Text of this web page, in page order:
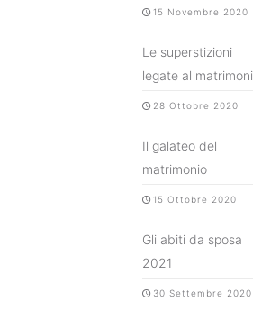
15 Novembre 2020
Le superstizioni
legate al
28 Ottobre 2020
Il galateo del
matrimonio
15 Ottobre 2020
Gli abiti da sposa
2021
30 Settembre 2020